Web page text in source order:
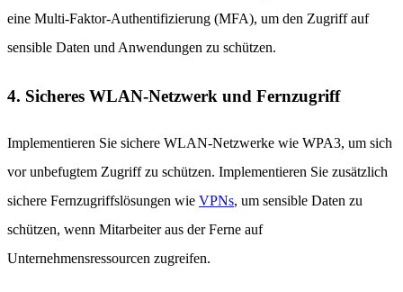
eine Multi-Faktor-Authentifizierung (MFA), um den Zugriff auf
sensible Daten und Anwendungen zu schützen.
4. Sicheres WLAN-Netzwerk und Fernzugriff
Implementieren Sie sichere WLAN-Netzwerke wie WPA3, um sich
vor unbefugtem Zugriff zu schützen. Implementieren Sie zusätzlich
sichere Fernzugriffslösungen wie VPNs, um sensible Daten zu
schützen, wenn Mitarbeiter aus der Ferne auf
Unternehmensressourcen zugreifen.